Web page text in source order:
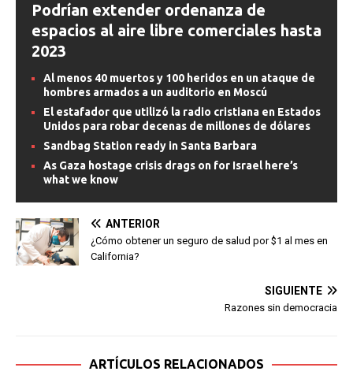
Podrían extender ordenanza de
espacios al aire libre comerciales hasta
2023
Al menos 40 muertos y 100 heridos en un ataque de
hombres armados a un auditorio en Moscú
El estafador que utilizó la radio cristiana en Estados
Unidos para robar decenas de millones de dólares
Sandbag Station ready in Santa Barbara
As Gaza hostage crisis drags on for Israel here’s
what we know
ANTERIOR
¿Cómo obtener un seguro de salud por $1 al mes en
California?
SIGUIENTE
Razones sin democracia
ARTÍCULOS RELACIONADOS